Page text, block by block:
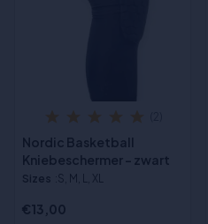
Nordic Basketball
Kniebeschermer - zwart
Sizes :S, M, L, XL
€13,00